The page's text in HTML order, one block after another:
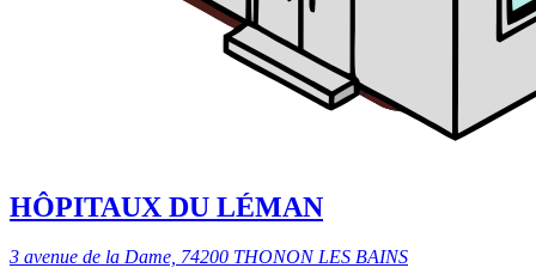
HÔPITAUX DU LÉMAN
3 avenue de la Dame, 74200 THONON LES BAINS